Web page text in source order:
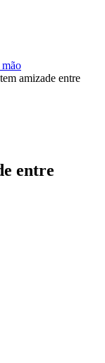
amizade entre
entre